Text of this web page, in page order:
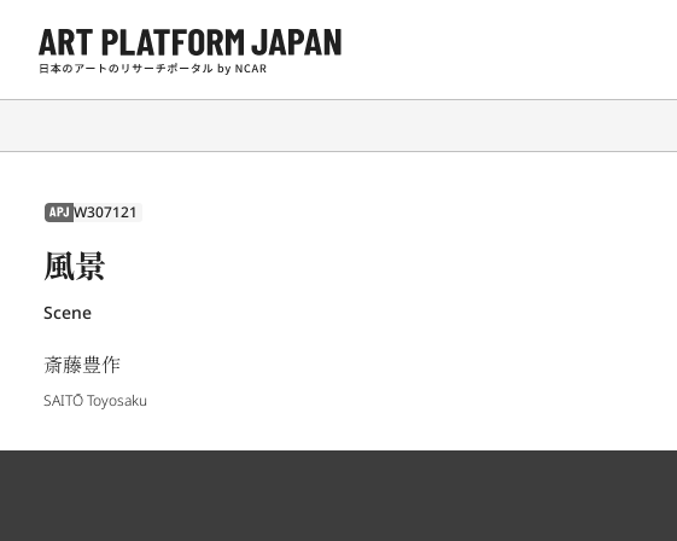
APJ W307121
風景
Scene
斎藤豊作
SAITŌ Toyosaku